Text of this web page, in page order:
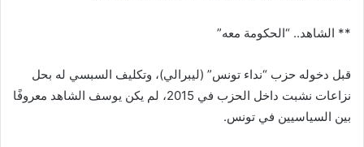
** الشاهد.. “الحكومة معه”
قبل دخوله حزب “نداء تونس” (ليبرالي)، وتكليف السبسي له بحل
نزاعات نشبت داخل الحزب في 2015، لم يكن يوسف الشاهد معروفًا
بين السياسيين في تونس.